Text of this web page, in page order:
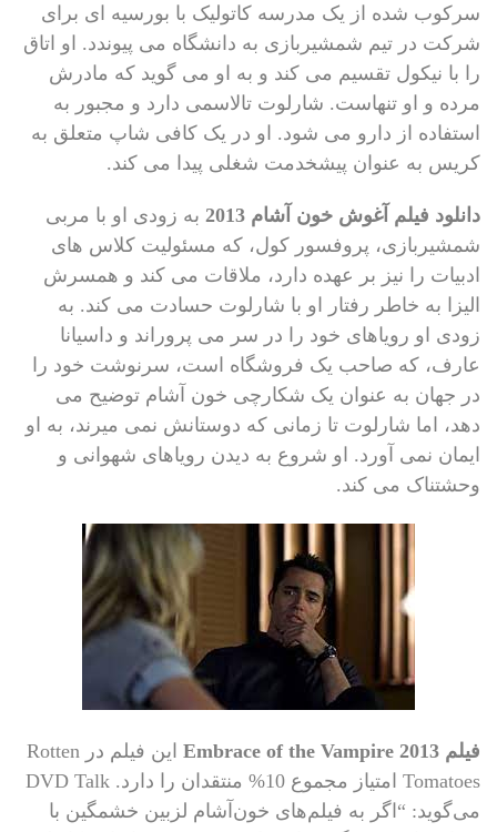
سرکوب شده از یک مدرسه کاتولیک با بورسیه ای برای
شرکت در تیم شمشیربازی به دانشگاه می پیوندد. او اتاق
را با نیکول تقسیم می کند و به او می گوید که مادرش
مرده و او تنهاست. شارلوت تالاسمی دارد و مجبور به
استفاده از دارو می شود. او در یک کافی شاپ متعلق به
کریس به عنوان پیشخدمت شغلی پیدا می کند.
دانلود فیلم آغوش خون آشام 2013
به زودی او با مربی
شمشیربازی، پروفسور کول، که مسئولیت کلاس های
ادبیات را نیز بر عهده دارد، ملاقات می کند و همسرش
الیزا به خاطر رفتار او با شارلوت حسادت می کند. به
زودی او رویاهای خود را در سر می پروراند و داسیانا
عارف، که صاحب یک فروشگاه است، سرنوشت خود را
در جهان به عنوان یک شکارچی خون آشام توضیح می
دهد، اما شارلوت تا زمانی که دوستانش نمی میرند، به او
ایمان نمی آورد. او شروع به دیدن رویاهای شهوانی و
وحشتناک می کند.
فیلم Embrace of the Vampire 2013
این فیلم در Rotten
Tomatoes امتیاز مجموع 10% منتقدان را دارد. DVD Talk
می‌گوید: “اگر به فیلم‌های خون‌آشام لزبین خشمگین با